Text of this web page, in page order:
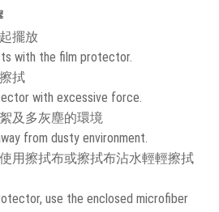
擺放
with the film protector.
拭
with excessive force.
及多灰塵的環境
from dusty environment.
用擦拭布或擦拭布沾水輕輕擦拭
use the enclosed microfiber